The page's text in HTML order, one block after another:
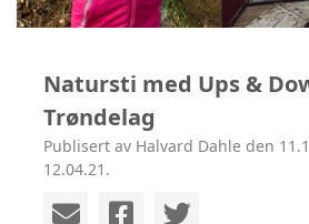
Natursti med Ups &
Trøndelag
Publisert av Halvard Dahle den
12.04.21.